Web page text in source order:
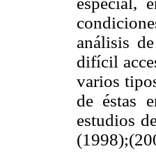
análisis
difícil
varios
de éstas
estudios